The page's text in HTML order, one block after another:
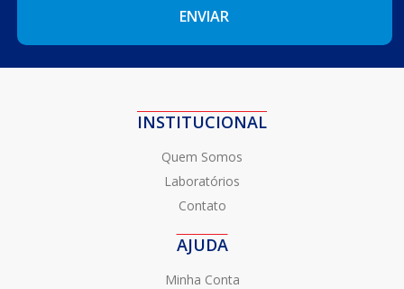
INSTITUCIONAL
Quem Somos
Laboratórios
Contato
AJUDA
Minha Conta